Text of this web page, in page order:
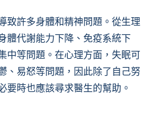
致許多身體和精神問題。從生理
體代謝能力下降、免疫系統下
中等問題。在心理方面，失眠可
、易怒等問題，因此除了自己努
要時也應該尋求醫生的幫助。